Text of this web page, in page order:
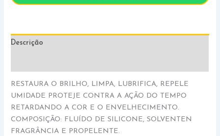
Descrição
RESTAURA O BRILHO, LIMPA, LUBRIFICA, REPELE
UMIDADE PROTEJE CONTRA A AÇÃO DO TEMPO
RETARDANDO A COR E O ENVELHECIMENTO.
COMPOSIÇÃO: FLUÍDO DE SILICONE, SOLVENTEN
FRAGRÂNCIA E PROPELENTE.